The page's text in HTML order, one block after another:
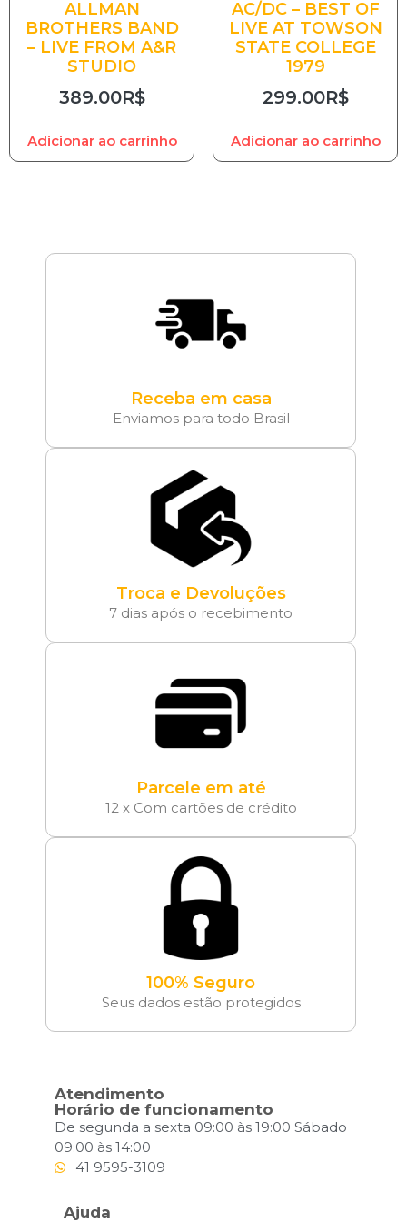
ALLMAN
BROTHERS BAND
– LIVE FROM A&R
STUDIO
389.00R$
Adicionar ao carrinho
AC/DC – BEST OF
LIVE AT TOWSON
STATE COLLEGE
1979
299.00R$
Adicionar ao carrinho
Receba em casa
Enviamos para todo Brasil
Troca e Devoluções
7 dias após o recebimento
Parcele em até
12 x Com cartões de crédito
100% Seguro
Seus dados estão protegidos
Atendimento
Horário de funcionamento
De segunda a sexta 09:00 às 19:00 Sábado
09:00 às 14:00
41 9595-3109
Ajuda